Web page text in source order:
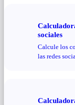
sociales
Calcule los
las redes